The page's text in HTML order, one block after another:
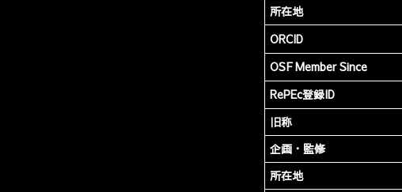
所在地
ORCID
OSF Member Since
RePEc登録ID
旧称
企画・監修
所在地